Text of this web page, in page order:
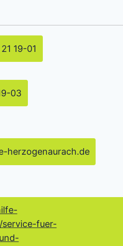
19-01
03
herzogenaurach.de
service-fuer-